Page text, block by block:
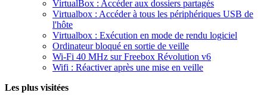
VirtualBox : Accéder aux dossiers partagés
Virtualbox : Accéder à tous les périphériques USB de
l'hôte
Virtualbox : Exécution en mode de rendu logiciel
Ordinateur bloqué en sortie de veille
Wi-Fi 40 MHz sur Freebox Révolution v6
Wifi : Réactiver après une mise en veille
Les plus visitées